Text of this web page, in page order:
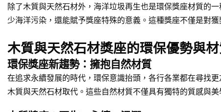
除了木質與天然石材外，海洋垃圾再生也是環保獎座材質的
少海洋污染，還能賦予獎座特殊的意義。這種獎座不僅是對
木質與天然石材獎座的環保優勢與
環保獎座新趨勢：擁抱自然材質
在追求永續發展的時代，環保意識抬頭，各行各業都在尋找
木質與天然石材取代。這些自然材質不僅具有獨特的質感與